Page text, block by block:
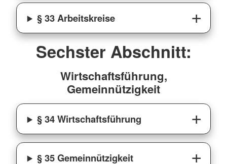
§ 33 Arbeitskreise
Sechster Abschnitt:
Wirtschaftsführung,
Gemeinnützigkeit
§ 34 Wirtschaftsführung
§ 35 Gemeinnützigkeit